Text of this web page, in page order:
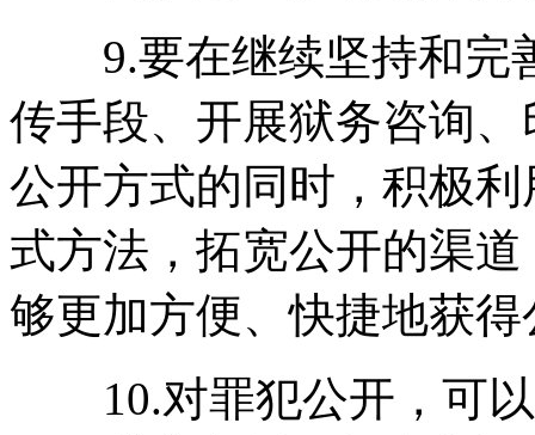
9.要在继续坚持和完
传手段、开展狱务咨询
公开方式的同时，积极
式方法，拓宽公开的渠
够更加方便、快捷地获
10.对罪犯公开，可以